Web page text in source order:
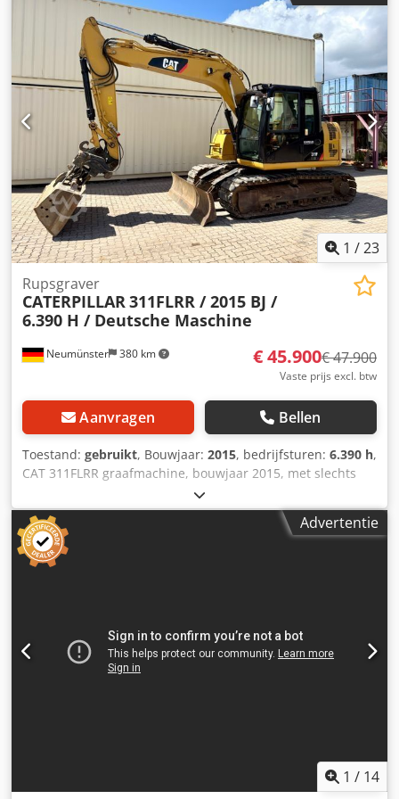
Emissieniveau: EU-niveau V * Bedrijfsgewicht: 3.580 kg *
Afmetingen (transportlengte: 4.800 mm –
transportbreedte: 1.780 mm – transporthoogte: 2.480 mm)
* Korte draaicirkel (ECR – Extended Compact Radius) *
Proportionele extra hydrauliek * Snelwisselsysteem
1 /23
Neumünster 380 km
Rupsgraver
CATERPILLAR311FLRR / 2015 BJ /
6.390 H / Deutsche Maschine
€ 45.900€ 47.900
Vaste prijs excl. btw
Aanvragen Bellen
Toestand: gebruikt, Bouwjaar: 2015, bedrijfsturen: 6.390 h,
CAT 311FLRR graafmachine, bouwjaar 2015, met slechts
6.390 draaiuren! ---- * Fabrikant: CAT * Type: 311FL RR *
Bouwjaar: 2015 Crjdpfx Ahsy Sdlzj Hof * Afgelezen
draaiuren: ca. 6.390 * Laatste onderhoud bij ca. 5.960 uur
* Inclusief hydraulische snelsluitkoppeling CW20 *
Inclusief hydraulische grijperbak * Duitse machine *
video op aanvraag (via WhatsApp Erik) * Prijs: 45.900 euro,
netto + 19% BTW. ---- Voor verdere vragen kunt u bellen:
Erik Kortum: WhatsApp ?Alle gegevens zijn onder
Advertentie
1 / 14